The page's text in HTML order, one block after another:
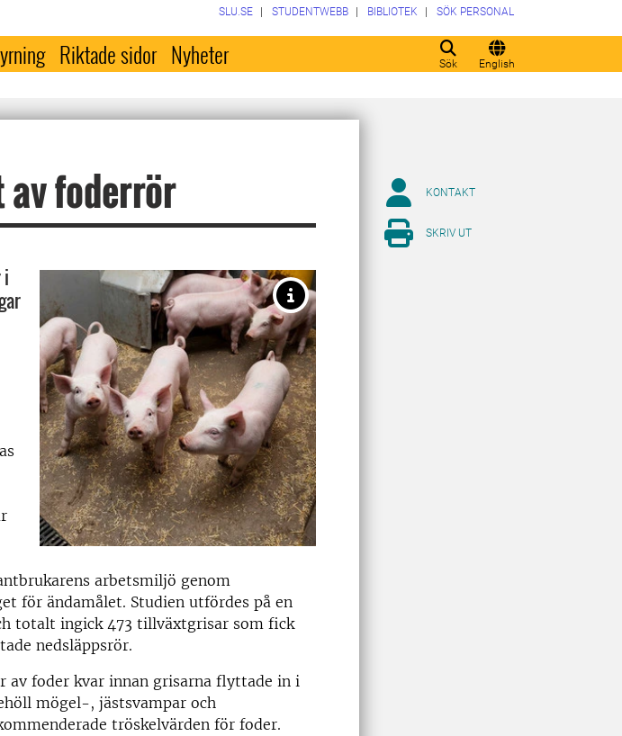
Sök English
SLU.SE STUDENTWEBB BIBLIOTEK SÖK PERSONAL
Riktade sidor Nyheter
av foderrör
i
arbetsmiljö genom
för ändamålet. Studien utfördes på en
totalt ingick 473 tillväxtgrisar som fick
nedsläppsrör.
av foder kvar innan grisarna flyttade in i
mögel-, jästsvampar och
tröskelvärden för foder.
KONTAKT
SKRIV UT